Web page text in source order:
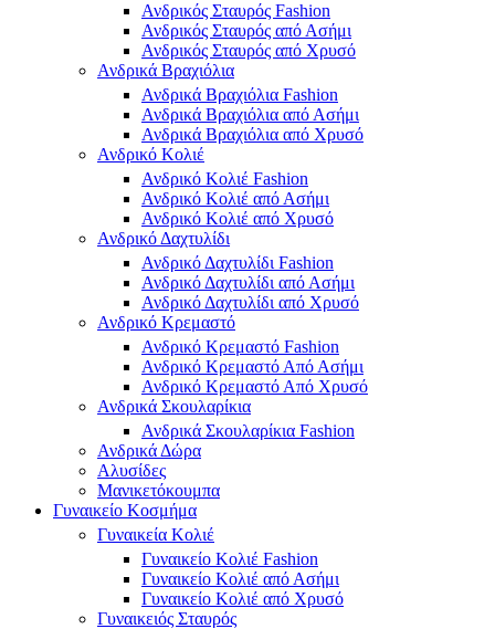
Ανδρικός Σταυρός Fashion
Ανδρικός Σταυρός από Ασήμι
Ανδρικός Σταυρός από Χρυσό
Ανδρικά Βραχιόλια
Ανδρικά Βραχιόλια Fashion
Ανδρικά Βραχιόλια από Ασήμι
Ανδρικά Βραχιόλια από Χρυσό
Ανδρικό Κολιέ
Ανδρικό Κολιέ Fashion
Ανδρικό Κολιέ από Ασήμι
Ανδρικό Κολιέ από Χρυσό
Ανδρικό Δαχτυλίδι
Ανδρικό Δαχτυλίδι Fashion
Ανδρικό Δαχτυλίδι από Ασήμι
Ανδρικό Δαχτυλίδι από Χρυσό
Ανδρικό Κρεμαστό
Ανδρικό Κρεμαστό Fashion
Ανδρικό Κρεμαστό Από Ασήμι
Ανδρικό Κρεμαστό Από Χρυσό
Ανδρικά Σκουλαρίκια
Ανδρικά Σκουλαρίκια Fashion
Ανδρικά Δώρα
Αλυσίδες
Μανικετόκουμπα
Γυναικείο Κοσμήμα
Γυναικεία Κολιέ
Γυναικείο Κολιέ Fashion
Γυναικείο Κολιέ από Ασήμι
Γυναικείο Κολιέ από Χρυσό
Γυναικειός Σταυρός